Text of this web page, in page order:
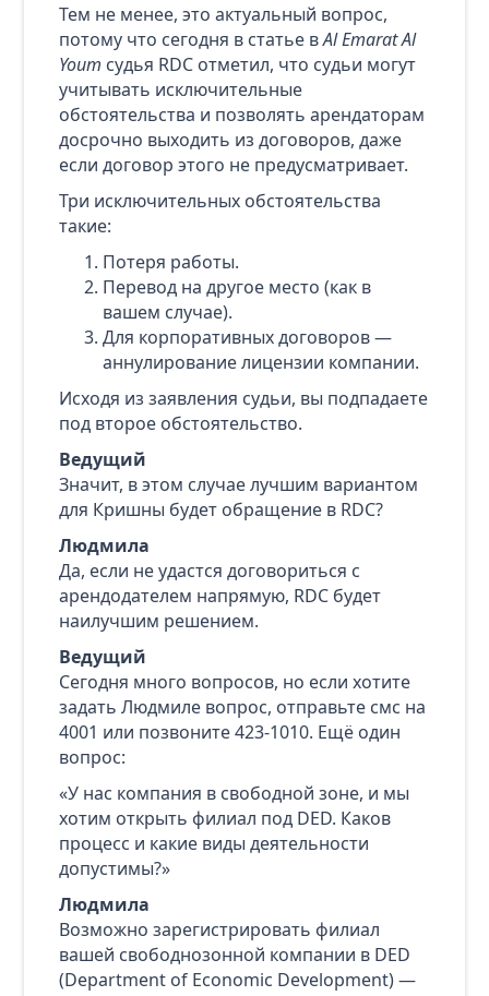
Тем не менее, это актуальный вопрос,
потому что сегодня в статье вAl Emarat Al
Youm судья RDC отметил, что судьи могут
учитывать исключительные
обстоятельства и позволять арендаторам
досрочно выходить из договоров, даже
если договор этого не предусматривает.
Три исключительных обстоятельства
такие:
Потеря работы.
Перевод на другое место (как в
вашем случае).
Для корпоративных договоров —
аннулирование лицензии компании.
Исходя из заявления судьи, вы подпадаете
под второе обстоятельство.
Ведущий
Значит, в этом случае лучшим вариантом
для Кришны будет обращение в RDC?
Людмила
Да, если не удастся договориться с
арендодателем напрямую, RDC будет
наилучшим решением.
Ведущий
Сегодня много вопросов, но если хотите
задать Людмиле вопрос, отправьте смс на
4001 или позвоните 423-1010. Ещё один
вопрос:
«У нас компания в свободной зоне, и мы
хотим открыть филиал под DED. Каков
процесс и какие виды деятельности
допустимы?»
Людмила
Возможно зарегистрировать филиал
вашей свободнозонной компании в DED
(Department of Economic Development) —